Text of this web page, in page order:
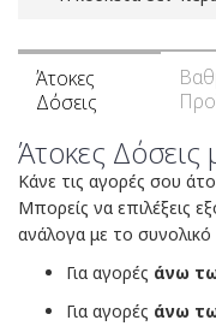
Άτοκες
Δόσεις
Άτοκες Δόσεις
Κάνε τις αγορές σου
Μπορείς να επιλέξεις
ανάλογα με το
Για αγορές άνω
Για αγορές άνω